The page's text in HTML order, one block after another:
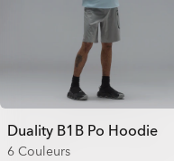
Duality B1B Po Hoodie
6 Couleurs